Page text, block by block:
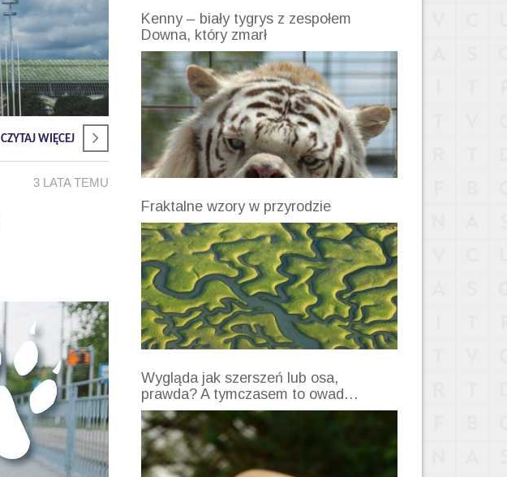
CZYTAJ WIĘCEJ
3 LATA TEMU
Kenny – biały tygrys z zespołem
Downa, który zmarł
Fraktalne wzory w przyrodzie
Wygląda jak szerszeń lub osa,
prawda? A tymczasem to owad…